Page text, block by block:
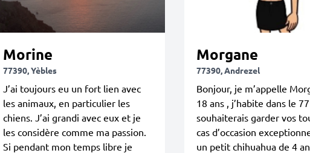
Morine
77390, Yèbles
J’ai toujours eu un fort lien avec
les animaux, en particulier les
chiens. J’ai grandi avec eux et je
les considère comme ma passion.
Si pendant mon temps libre je
Morgane
77390, Andrezel
Bonjour, je m’appelle
18 ans , j’habite dans le
souhaiterais garder vos
cas d’occasion
un petit chihuahua de 4